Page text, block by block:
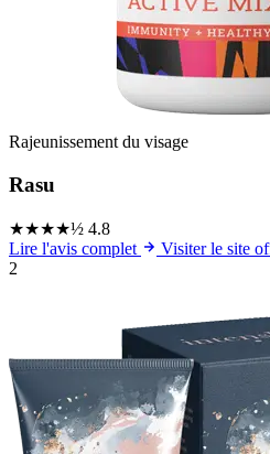
Rajeunissement du visage
Rasu
★★★★½ 4.8
Lire l'avis complet
Visiter le site
2